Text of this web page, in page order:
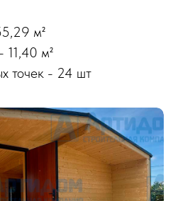
м²
м²
точек - 24 шт